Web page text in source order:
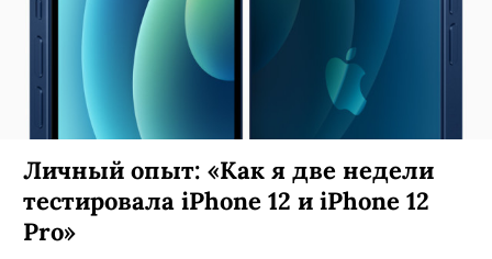
Личный опыт: «Как я две недели
тестировала iPhone 12 и iPhone 12
Pro»